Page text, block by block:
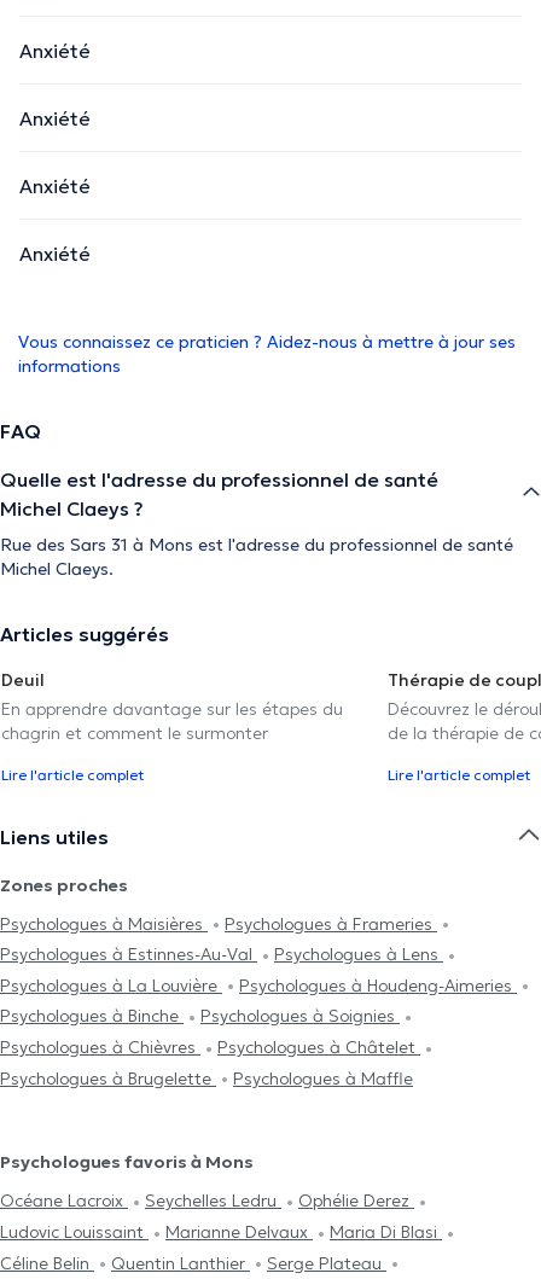
Anxiété
Anxiété
Anxiété
Anxiété
Vous connaissez ce praticien ? Aidez-nous à mettre à jour ses
informations
FAQ
Quelle est l'adresse du professionnel de santé
Michel Claeys ?
Rue des Sars 31 à Mons est l'adresse du professionnel de santé
Michel Claeys.
Articles suggérés
Deuil
En apprendre davantage sur les étapes du
chagrin et comment le surmonter
Lire l'article complet
Thérapie de
Découvrez le
de la thérapie de
Lire l'article complet
Liens utiles
Zones proches
Psychologues à Maisières
Psychologues à Frameries
Psychologues à Estinnes-Au-Val
Psychologues à Lens
Psychologues à La Louvière
Psychologues à Houdeng-Aimeries
Psychologues à Binche
Psychologues à Soignies
Psychologues à Chièvres
Psychologues à Châtelet
Psychologues à Brugelette
Psychologues à Maffle
Psychologues favoris à Mons
Océane Lacroix
Seychelles Ledru
Ophélie Derez
Ludovic Louissaint
Marianne Delvaux
Maria Di Blasi
Céline Belin
Quentin Lanthier
Serge Plateau